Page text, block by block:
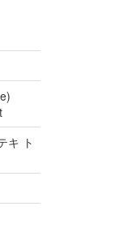
キ ト